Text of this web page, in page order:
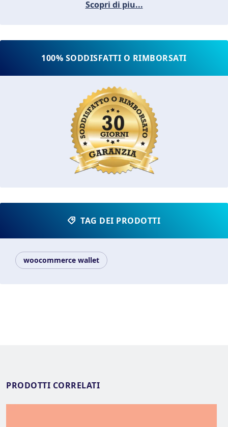
Scopri di piu...
100% SODDISFATTI O RIMBORSATI
TAG DEI PRODOTTI
woocommerce wallet
PRODOTTI CORRELATI